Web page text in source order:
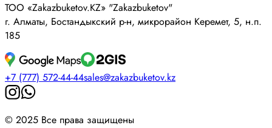
ТОО «Zakazbuketov.KZ» "Zakazbuketov"
г. Алматы, Бостандыкский р-н, микрорайон Керемет, 5, н.п.
185
+7 (777) 572-44-44sales@zakazbuketov.kz
© 2025 Все права защищены